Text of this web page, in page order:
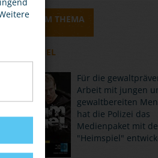
ZUM THEMA
HEIMSPIEL
Für die
Arbeit mit jungen
gewaltbereiten
hat die Polizei das
Medienpaket mit
"Heimspiel"